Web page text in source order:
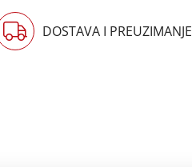
DOSTAVA I PREUZIMANJE